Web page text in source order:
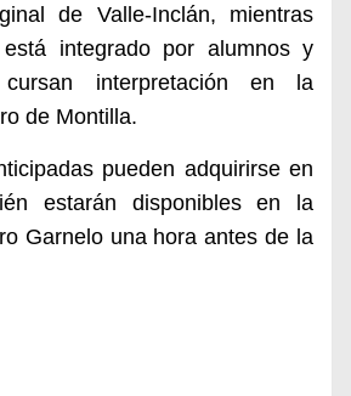
de Valle-Inclán, mientras
integrado por alumnos y
interpretación en la
de Montilla.
pueden adquirirse en
estarán disponibles en la
Garnelo una hora antes de la